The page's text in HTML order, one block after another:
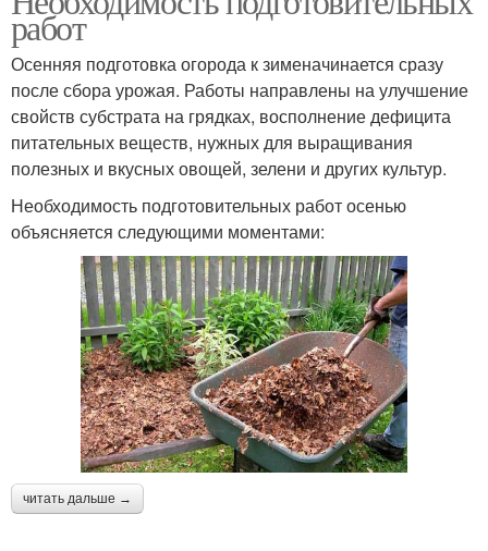
работ
Осенняя подготовка огорода к зименачинается сразу
после сбора урожая. Работы направлены на улучшение
свойств субстрата на грядках, восполнение дефицита
питательных веществ, нужных для выращивания
полезных и вкусных овощей, зелени и других культур.
Необходимость подготовительных работ осенью
объясняется следующими моментами:
читать дальше →